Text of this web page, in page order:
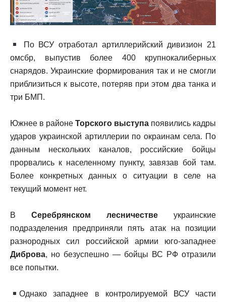
По ВСУ отработал артиллерийский дивизион 21
омсбр, выпустив более 400 крупнокалиберных
снарядов. Украинские формирования так и не смогли
приблизиться к высоте, потеряв при этом два танка и
три БМП.
Южнее в районе Торского выступа появились кадры
ударов украинской артиллерии по окраинам села. По
данным нескольких каналов, российские бойцы
прорвались к населенному пункту, завязав бой там.
Более конкретных данных о ситуации в селе на
текущий момент нет.
В Серебрянском лесничестве украинские
подразделения предприняли пять атак на позиции
разнородных сил российской армии юго-западнее
Диброва, но безуспешно — бойцы ВС РФ отразили
все попытки.
Однако западнее в контролируемой ВСУ части